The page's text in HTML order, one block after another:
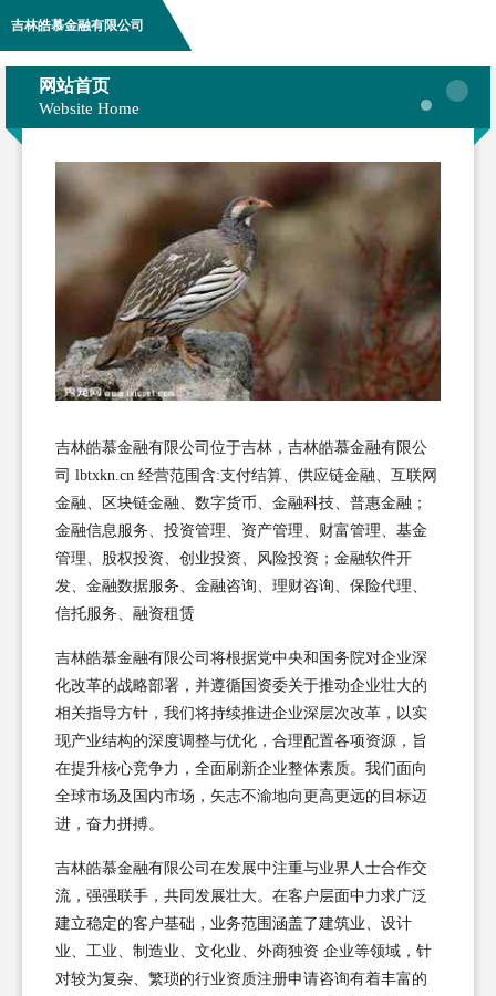
吉林皓慕金融有限公司
网站首页
Website Home
吉林皓慕金融有限公司位于吉林，吉林皓慕金融有限公
司 lbtxkn.cn 经营范围含:支付结算、供应链金融、互联网
金融、区块链金融、数字货币、金融科技、普惠金融；
金融信息服务、投资管理、资产管理、财富管理、基金
管理、股权投资、创业投资、风险投资；金融软件开
发、金融数据服务、金融咨询、理财咨询、保险代理、
信托服务、融资租赁
吉林皓慕金融有限公司将根据党中央和国务院对企业深
化改革的战略部署，并遵循国资委关于推动企业壮大的
相关指导方针，我们将持续推进企业深层次改革，以实
现产业结构的深度调整与优化，合理配置各项资源，旨
在提升核心竞争力，全面刷新企业整体素质。我们面向
全球市场及国内市场，矢志不渝地向更高更远的目标迈
进，奋力拼搏。
吉林皓慕金融有限公司在发展中注重与业界人士合作交
流，强强联手，共同发展壮大。在客户层面中力求广泛
建立稳定的客户基础，业务范围涵盖了建筑业、设计
业、工业、制造业、文化业、外商独资 企业等领域，针
对较为复杂、繁琐的行业资质注册申请咨询有着丰富的